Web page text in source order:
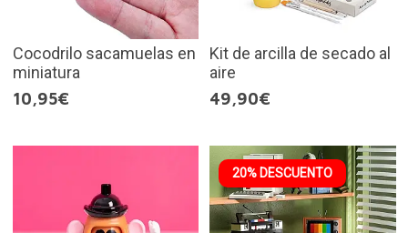
Cocodrilo sacamuelas en
miniatura
10,95€
Kit de arcilla de secado al
aire
49,90€
20% DESCUENTO